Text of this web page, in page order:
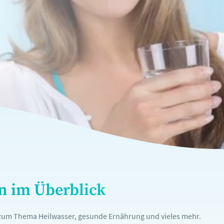
im Überblick
Thema Heilwasser, gesunde Ernährung und vieles mehr.